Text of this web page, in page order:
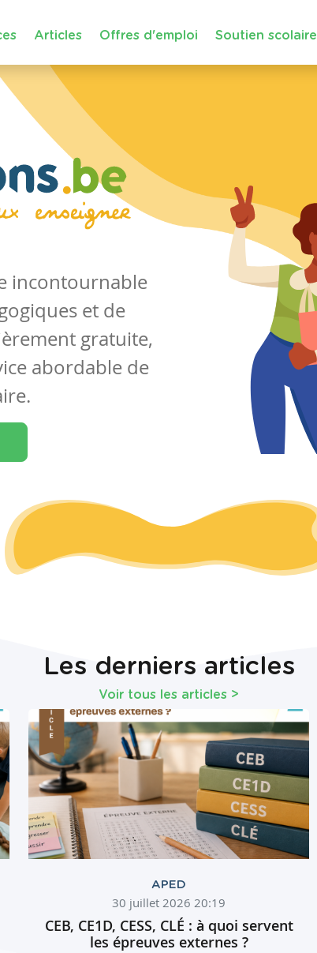
Articles Offres d'emploi Soutien scolaire
incontournable
et de
gratuite,
abordable de
Les derniers articles
Voir tous les articles >
APED
30 juillet 2026 20:19
CEB, CE1D, CESS, CLÉ : à quoi servent
les épreuves externes ?